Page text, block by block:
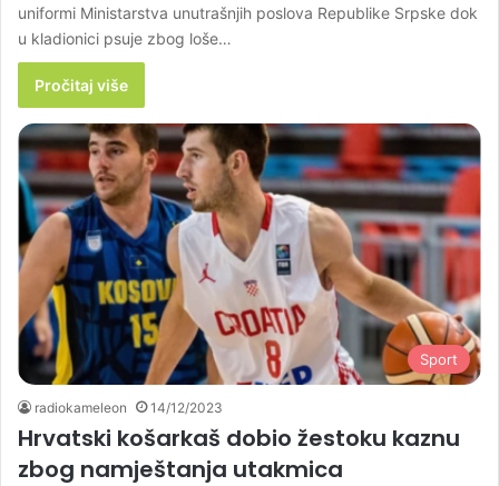
uniformi Ministarstva unutrašnjih poslova Republike Srpske dok
u kladionici psuje zbog loše…
Pročitaj više
Sport
radiokameleon 14/12/2023
Hrvatski košarkaš dobio žestoku kaznu
zbog namještanja utakmica